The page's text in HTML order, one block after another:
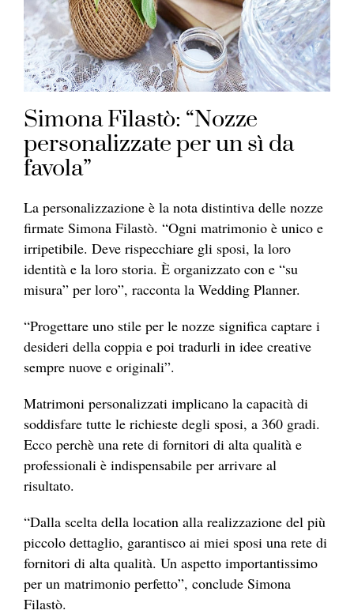
Simona Filastò: “Nozze
personalizzate per un sì da
favola”
La personalizzazione è la nota distintiva delle nozze
firmate Simona Filastò. “Ogni matrimonio è unico e
irripetibile. Deve rispecchiare gli sposi, la loro
identità e la loro storia. È organizzato con e “su
misura” per loro”, racconta la Wedding Planner.
“Progettare uno stile per le nozze significa captare i
desideri della coppia e poi tradurli in idee creative
sempre nuove e originali”.
Matrimoni personalizzati implicano la capacità di
soddisfare tutte le richieste degli sposi, a 360 gradi.
Ecco perchè una rete di fornitori di alta qualità e
professionali è indispensabile per arrivare al
risultato.
“Dalla scelta della location alla realizzazione del più
piccolo dettaglio, garantisco ai miei sposi una rete di
fornitori di alta qualità. Un aspetto importantissimo
per un matrimonio perfetto”, conclude Simona
Filastò.